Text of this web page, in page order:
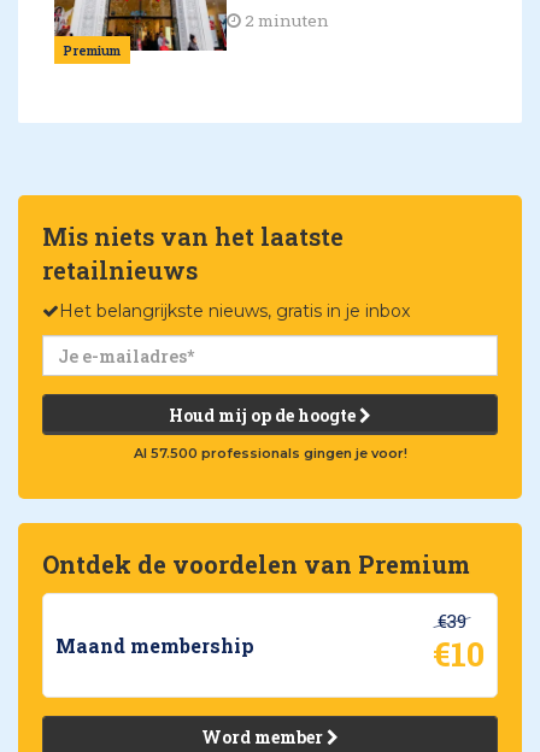
Premium
2 minuten
Mis niets van het laatste
retailnieuws
Het belangrijkste nieuws, gratis in je inbox
Houd mij op de hoogte
Al 57.500 professionals gingen je voor!
Ontdek de voordelen van Premium
Maand membership
€39
€10
Word member